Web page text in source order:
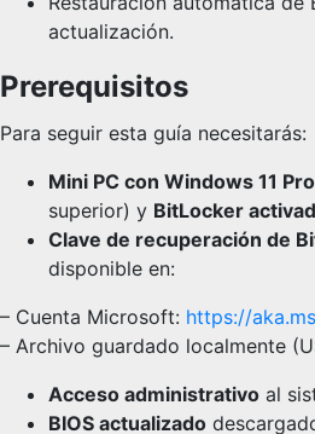
actualización.
Prerequisitos
Para seguir esta guía necesitarás:
Mini PC con Windows 11 Pro
superior) y BitLocker
Clave de recuperación de
disponible en:
– Cuenta Microsoft: https://
– Archivo guardado localmente
Acceso administrativo al
BIOS actualizado